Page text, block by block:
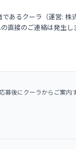
あるクーラ（運営:
直接のご連絡は発生
後にクーラからご案内